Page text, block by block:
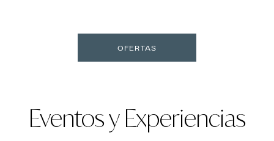
OFERTAS
Eventos y Experiencias